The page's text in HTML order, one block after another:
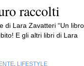
raccolti
di Lara Zavatteri “Un libro
E gli altri libri di Lara
LIFESTYLE